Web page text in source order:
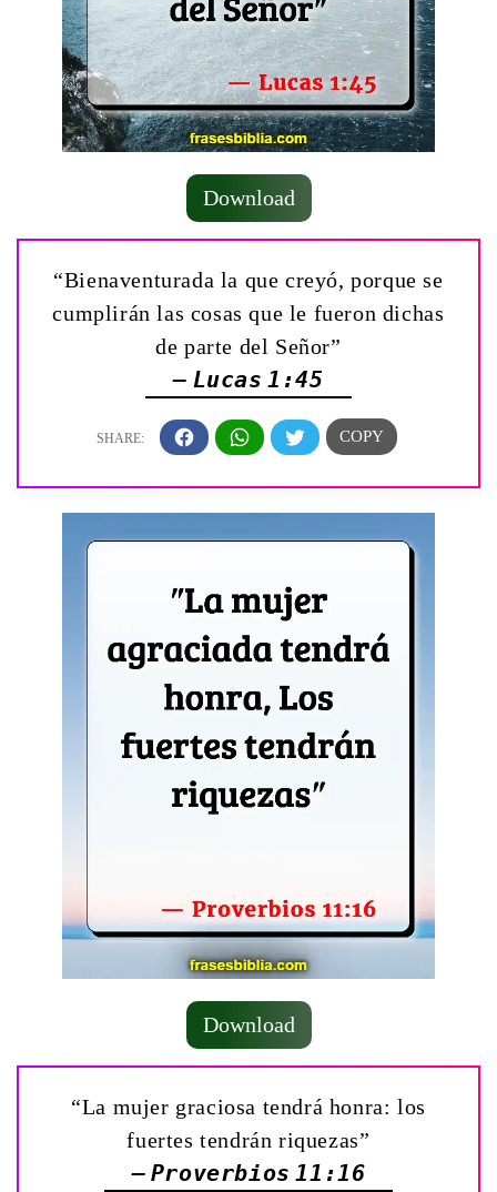
Download
“Bienaventurada la que creyó, porque se
cumplirán las cosas que le fueron dichas
de parte del Señor”
— Lucas 1:45
Download
“La mujer graciosa tendrá honra: los
fuertes tendrán riquezas”
— Proverbios 11:16